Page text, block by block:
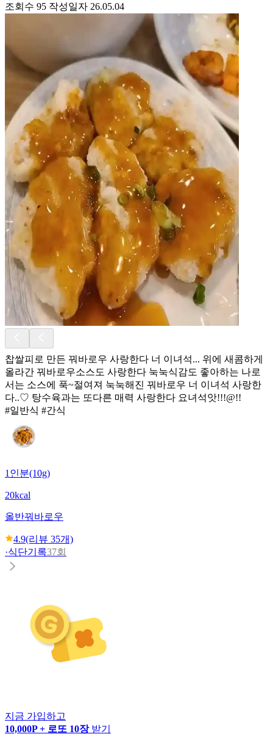
조회수 95 작성일자 26.05.04
찹쌀피로 만든 꿔바로우 사랑한다 너 이녀석... 위에 새콤하게
올라간 꿔바로우소스도 사랑한다 눅눅식감도 좋아하는 나로
서는 소스에 푹~절여져 눅눅해진 꿔바로우 너 이녀석 사랑한
다..♡ 탕수육과는 또다른 매력 사랑한다 요녀석앗!!!@!!
#일반식 #간식
1인분(10g)
20kcal
올반꿔바로우
4.9(리뷰 35개)
·식단기록37회
지금 가입하고
10,000P + 로또 10장 받기